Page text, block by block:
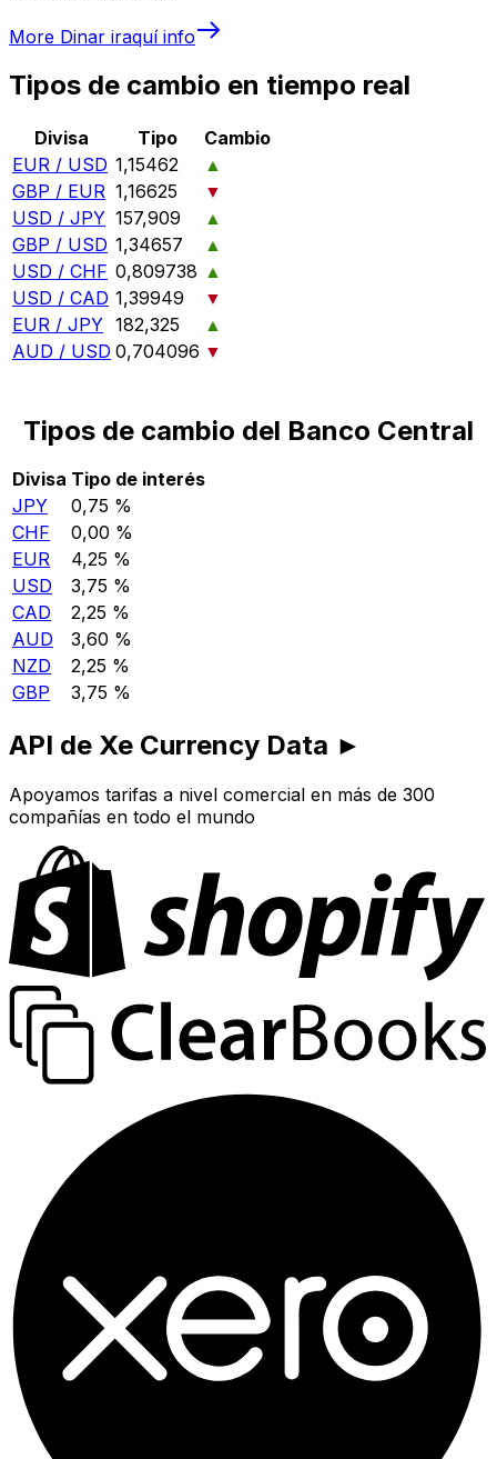
More Dinar iraquíinfo
Tipos de cambio en tiempo real
Divisa Tipo
Cambio
EUR / USD 1,15462
▲
GBP / EUR 1,16625
▼
USD / JPY 157,909
▲
GBP / USD 1,34657
▲
USD / CHF 0,809738 ▲
USD / CAD 1,39949
▼
EUR / JPY 182,325
▲
AUD / USD 0,704096 ▼
Tipos de cambio del Banco Central
Divisa Tipo de interés
JPY
0,75 %
CHF
0,00 %
EUR
4,25 %
USD
3,75 %
CAD
2,25 %
AUD
3,60 %
NZD
2,25 %
GBP
3,75 %
API de Xe Currency Data ►
Apoyamos tarifas a nivel comercial en más de 300
compañías en todo el mundo